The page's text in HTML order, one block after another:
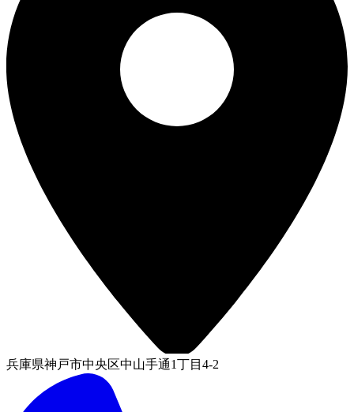
兵庫県神戸市中央区中山手通1丁目4-2